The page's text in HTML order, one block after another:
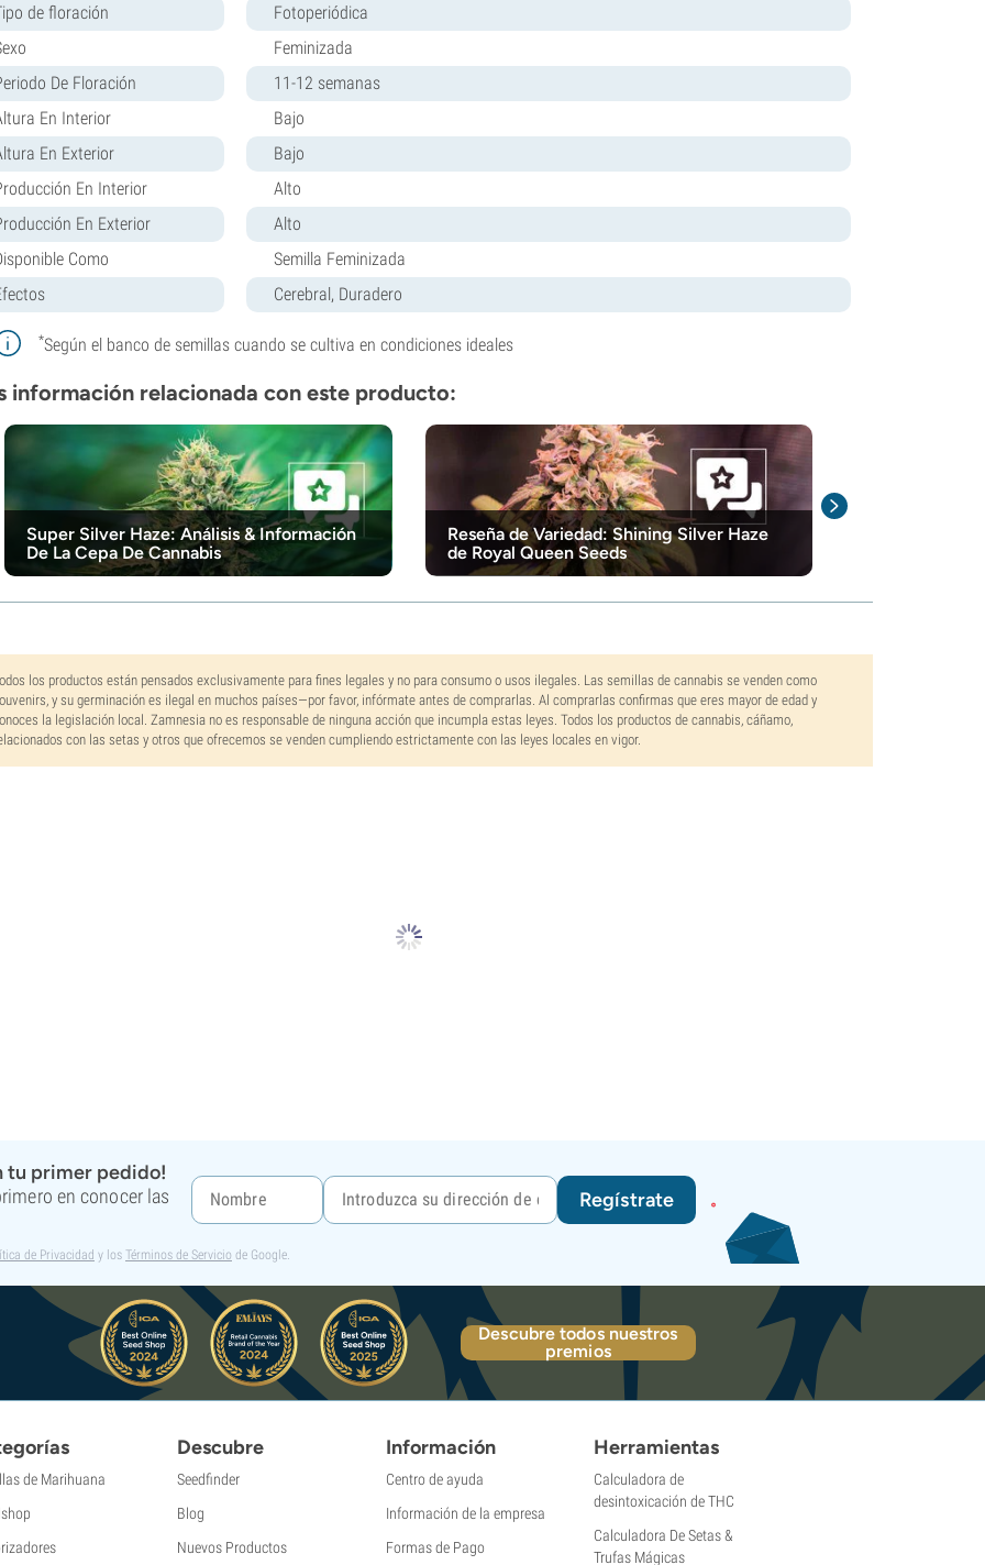
de floración
Fotoperiódica
Feminizada
De Floración
11-12 semanas
En Interior
Bajo
En Exterior
Bajo
En Interior
Alto
En Exterior
Alto
Como
Semilla Feminizada
Cerebral, Duradero
*Según el banco de semillas cuando se cultiva en condiciones ideales
información relacionada con este producto:
Super Silver Haze: Análisis & Información
De La Cepa De Cannabis
Reseña de Variedad: Shining Silver Haze
de Royal Queen Seeds
los productos están pensados exclusivamente para fines legales y no para consumo o usos ilegales. Las semillas de cannabis se venden como
y su germinación es ilegal en muchos países—por favor, infórmate antes de comprarlas. Al comprarlas confirmas que eres mayor de edad y
la legislación local. Zamnesia no es responsable de ninguna acción que incumpla estas leyes. Todos los productos de cannabis, cáñamo,
con las setas y otros que ofrecemos se venden cumpliendo estrictamente con las leyes locales en vigor.
tu primer pedido!
en conocer las
Regístrate
de Privacidad y los Términos de Servicio de Google.
Descubre todos nuestros
premios
de Marihuana
Descubre
Seedfinder
Blog
Nuevos Productos
Información
Centro de ayuda
Información de la empresa
Formas de Pago
Herramientas
Calculadora de
desintoxicación de THC
Calculadora De Setas &
Trufas Mágicas